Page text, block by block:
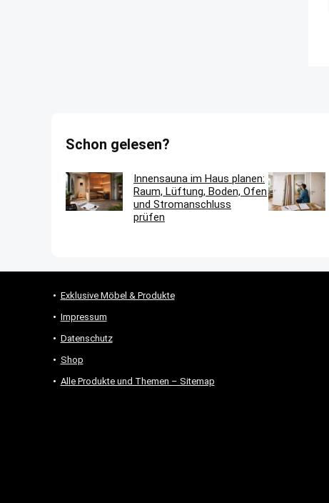
Schon gelesen?
Innensauna im Haus planen:
Raum, Lüftung, Boden, Ofen
und Stromanschluss
prüfen
Exklusive Möbel & Produkte
Impressum
Datenschutz
Shop
Alle Produkte und Themen – Sitemap